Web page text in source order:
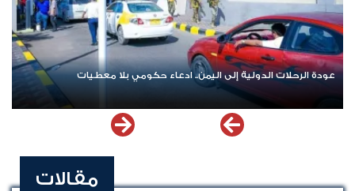
الرحلات الدولية إلى اليمن.. ادعاء حكومي بلا معطيات اشترك
مقالات